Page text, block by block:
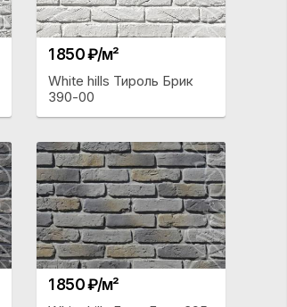
1 850 ₽/м²
White hills Тироль Брик
390-00
1 850 ₽/м²